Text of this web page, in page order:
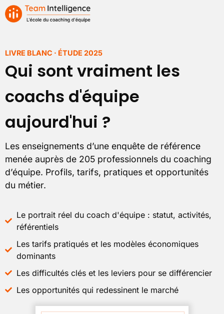
LIVRE BLANC · ÉTUDE 2025
Qui sont vraiment les
coachs d'équipe
aujourd'hui ?
Les enseignements d’une enquête de référence
menée auprès de 205 professionnels du coaching
d’équipe. Profils, tarifs, pratiques et opportunités
du métier.
Le portrait réel du coach d'équipe : statut, activités,
référentiels
Les tarifs pratiqués et les modèles économiques
dominants
Les difficultés clés et les leviers pour se différencier
Les opportunités qui redessinent le marché